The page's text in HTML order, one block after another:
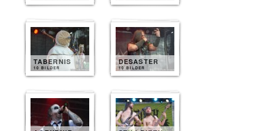
TABERNIS
10 BILDER
DESASTER
10 BILDER